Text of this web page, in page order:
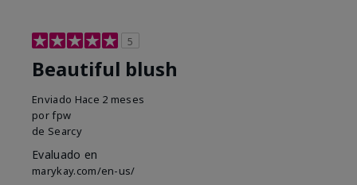
5
Beautiful blush
Enviado Hace 2 meses
porfpw
de Searcy
Evaluado en
marykay.com/en-us/